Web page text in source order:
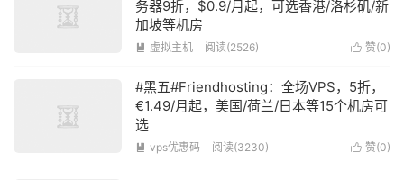
务器9折，$0.9/月起，可选香港/洛杉矶/新
加坡等机房
 赞(0)
 虚拟主机 阅读(2526)
#黑五#Friendhosting：全场VPS，5折，
€1.49/月起，美国/荷兰/日本等15个机房可
选
 赞(0)
 vps优惠码 阅读(3230)